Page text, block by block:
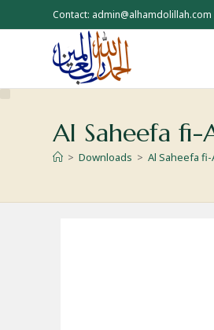
to
Contact: admin@alhamdolillah.com
Al Saheefa fi-
> Downloads > Al Saheefa